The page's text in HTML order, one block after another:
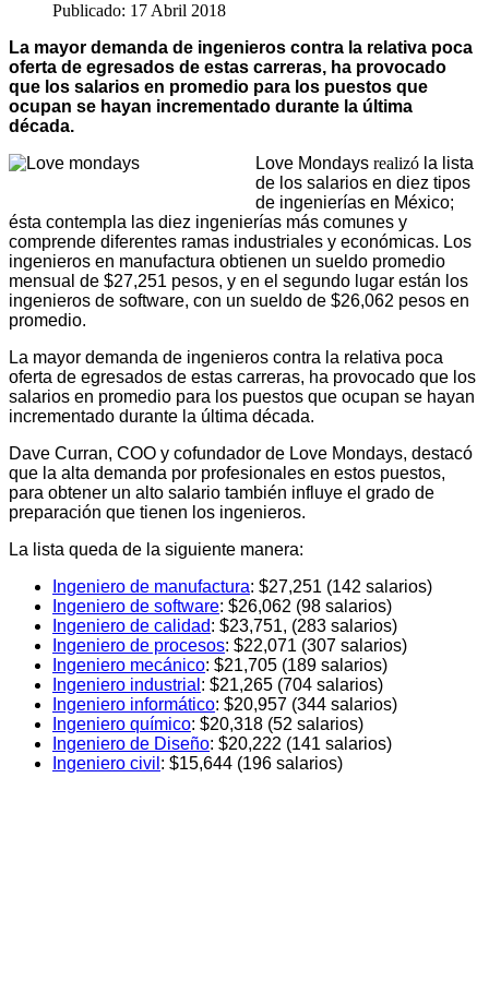
Publicado: 17 Abril 2018
La mayor demanda de ingenieros contra la relativa poca
oferta de egresados de estas carreras, ha provocado
que los salarios en promedio para los puestos que
ocupan se hayan incrementado durante la última
década.
Love Mondays realizó la lista
de los salarios en diez tipos
de ingenierías en México;
ésta contempla las diez ingenierías más comunes y
comprende diferentes ramas industriales y económicas. Los
ingenieros en manufactura obtienen un sueldo promedio
mensual de $27,251 pesos, y en el segundo lugar están los
ingenieros de software, con un sueldo de $26,062 pesos en
promedio.
La mayor demanda de ingenieros contra la relativa poca
oferta de egresados de estas carreras, ha provocado que los
salarios en promedio para los puestos que ocupan se hayan
incrementado durante la última década.
Dave Curran, COO y cofundador de Love Mondays, destacó
que la alta demanda por profesionales en estos puestos,
para obtener un alto salario también influye el grado de
preparación que tienen los ingenieros.
La lista queda de la siguiente manera:
Ingeniero de manufactura: $27,251 (142 salarios)
Ingeniero de software: $26,062 (98 salarios)
Ingeniero de calidad: $23,751, (283 salarios)
Ingeniero de procesos: $22,071 (307 salarios)
Ingeniero mecánico: $21,705 (189 salarios)
Ingeniero industrial : $21,265 (704 salarios)
Ingeniero informático: $20,957 (344 salarios)
Ingeniero químico: $20,318 (52 salarios)
Ingeniero de Diseño: $20,222 (141 salarios)
Ingeniero civil : $15,644 (196 salarios)